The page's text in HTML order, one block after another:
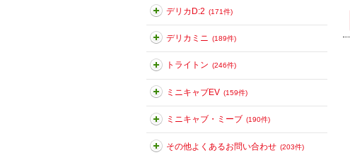
デリカD:2 (171件)
デリカミニ (189件)
トライトン (246件)
ミニキャブEV (159件)
ミニキャブ・ミーブ (190件)
その他よくあるお問い合わせ (203件)